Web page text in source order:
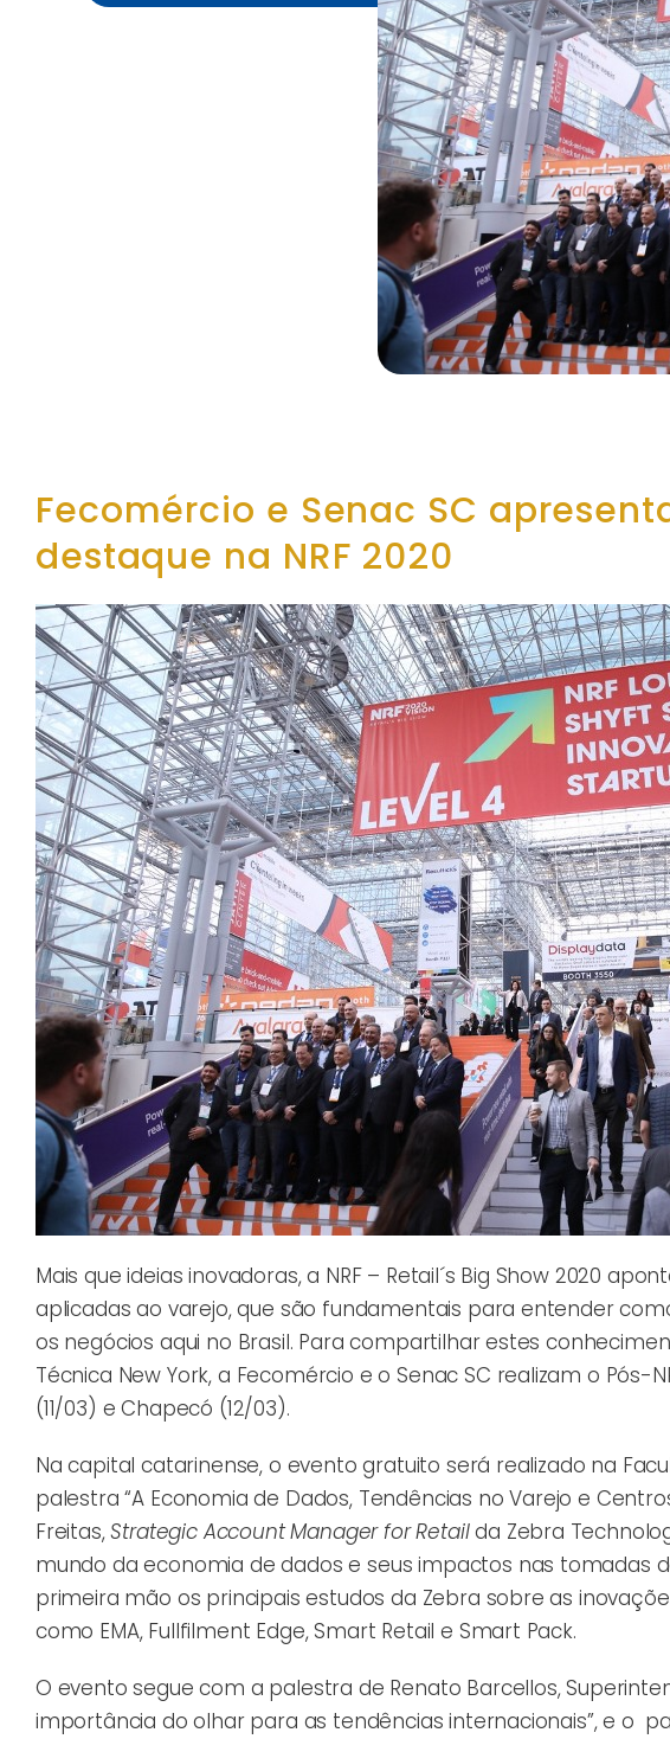
Fecomércio e Senac SC
destaque na NRF 2020
Mais que ideias inovadoras, a NRF – Retail´s Big Show 2020
aplicadas ao varejo, que são fundamentais para entender
os negócios aqui no Brasil. Para compartilhar estes
Técnica New York, a Fecomércio e o Senac SC realizam o Pós-
(11/03) e Chapecó (12/03).
Na capital catarinense, o evento gratuito será realizado na
palestra “A Economia de Dados, Tendências no Varejo e
Freitas,Strategic Account Manager for Retailda Zebra
mundo da economia de dados e seus impactos nas tomadas
primeira mão os principais estudos da Zebra sobre as
como EMA, Fullfilment Edge, Smart Retail e Smart Pack.
O evento segue com a palestra de Renato Barcellos,
importância do olhar para as tendências internacionais”, e o